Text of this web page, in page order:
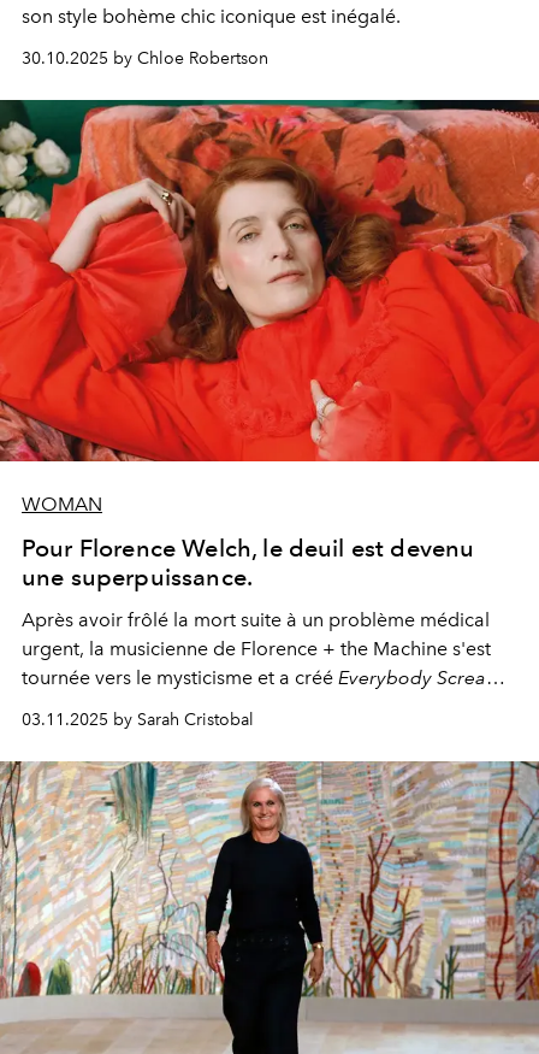
son style bohème chic iconique est inégalé.
30.10.2025 by Chloe Robertson
WOMAN
Pour Florence Welch, le deuil est devenu
une superpuissance.
Après avoir frôlé la mort suite à un problème médical
urgent, la musicienne de Florence + the Machine s'est
tournée vers le mysticisme et a créé Everybody Scream
03.11.2025 by Sarah Cristobal